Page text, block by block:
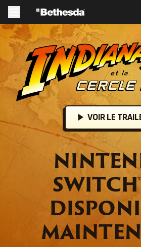
VOIR LE